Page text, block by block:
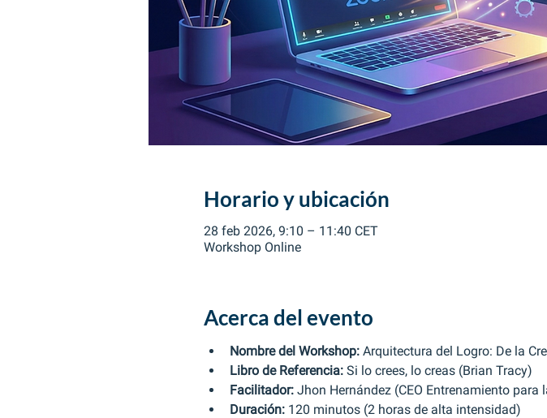
Horario y ubicación
28 feb 2026, 9:10 – 11:40 CET
Workshop Online
Acerca del evento
Nombre del Workshop: Arquitectura del Logro: De la
Libro de Referencia: Si lo crees, lo creas (Brian Tracy)
Facilitador: Jhon Hernández (CEO Entrenamiento para
Duración: 120 minutos (2 horas de alta intensidad)